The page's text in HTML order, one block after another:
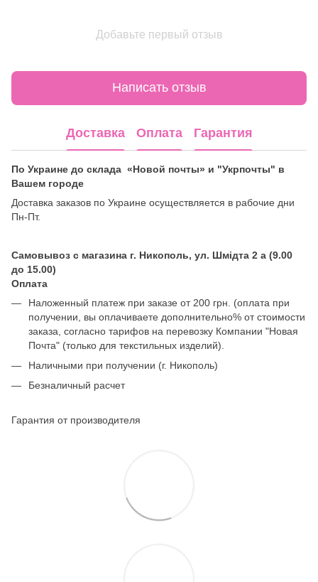
Добавьте первый отзыв
Написать отзыв
Доставка Оплата Гарантия
По Украине до склада «Новой почты» и "Укрпочты" в
Вашем городе
Доставка заказов по Украине осуществляется в рабочие дни
Пн-Пт.
Самовывоз с магазина г. Никополь, ул. Шмідта 2 а (9.00
до 15.00)
Оплата
Наложенный платеж при заказе от 200 грн. (оплата при
получении, вы оплачиваете дополнительно% от стоимости
заказа, согласно тарифов на перевозку Компании "Новая
Почта" (только для текстильных изделий).
Наличными при получении (г. Никополь)
Безналичный расчет
Гарантия от производителя